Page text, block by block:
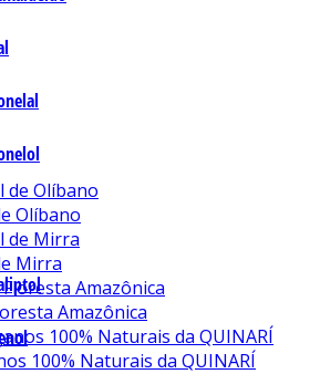
Olíbano
Mirra
Amazônica
100% Naturais da QUINARÍ